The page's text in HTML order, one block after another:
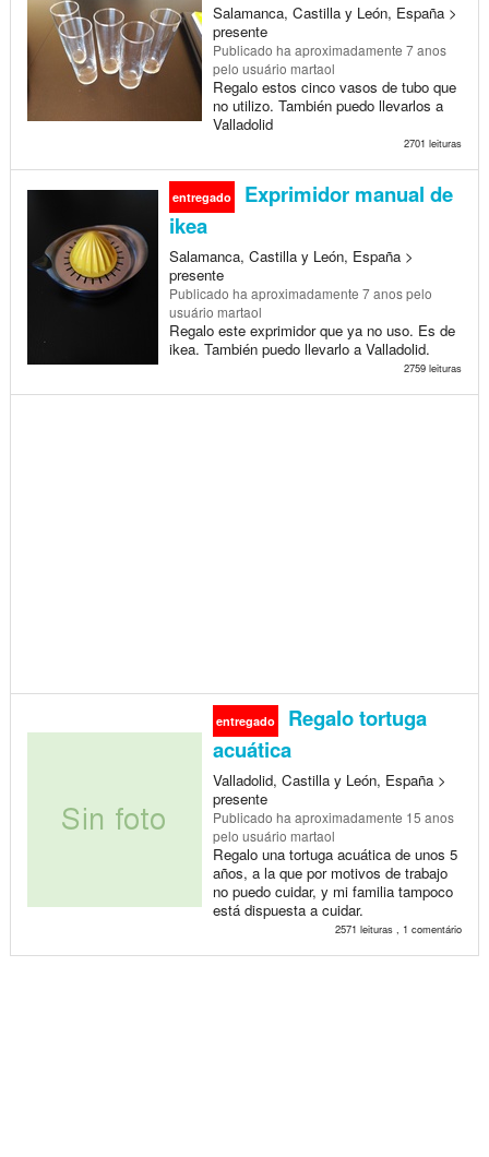
Salamanca, Castilla y León, España >
presente
Publicado ha aproximadamente 7 anos
pelo usuário martaol
Regalo estos cinco vasos de tubo que
no utilizo. También puedo llevarlos a
Valladolid
2701 leituras
entregado
Exprimidor manual de
ikea
Salamanca, Castilla y León, España >
presente
Publicado ha aproximadamente 7 anospelo
usuário martaol
Regalo este exprimidor que ya no uso. Es de
ikea. También puedo llevarlo a Valladolid.
2759 leituras
entregado
Regalo tortuga
acuática
Valladolid, Castilla y León, España >
presente
Publicado ha aproximadamente 15 anos
pelo usuário martaol
Regalo una tortuga acuática de unos 5
años, a la que por motivos de trabajo
no puedo cuidar, y mi familia tampoco
está dispuesta a cuidar.
2571 leituras , 1 comentário